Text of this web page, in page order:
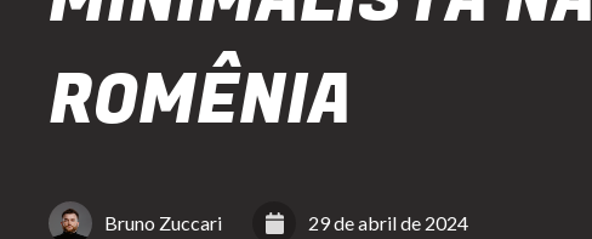
ROMÊNIA
Bruno Zuccari 29 de abril de 2024